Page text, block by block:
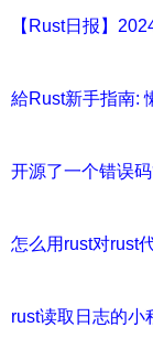
【Rust日报】
給Rust新手指南:
开源了一个错误
怎么用rust对rust
rust读取日志的小